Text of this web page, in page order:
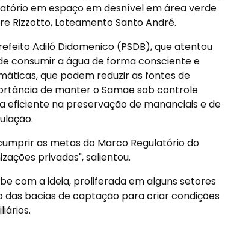
em espaço em desnível em área verde
Rizzotto, Loteamento Santo André.
Adiló Didomenico (PSDB), que atentou
consumir a água de forma consciente e
que podem reduzir as fontes de
de manter o Samae sob controle
eficiente na preservação de mananciais e de
as metas do Marco Regulatório do
privadas", salientou.
com a ideia, proliferada em alguns setores
das bacias de captação para criar condições